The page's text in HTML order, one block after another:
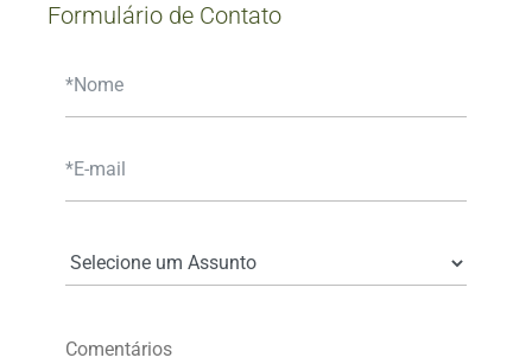
Formulário de Contato